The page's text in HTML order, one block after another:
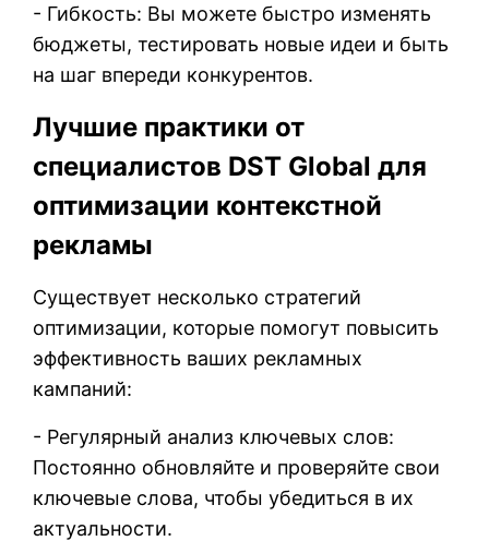
- Гибкость: Вы можете быстро изменять
бюджеты, тестировать новые идеи и быть
на шаг впереди конкурентов.
Лучшие практики от
специалистов DST Global для
оптимизации контекстной
рекламы
Существует несколько стратегий
оптимизации, которые помогут повысить
эффективность ваших рекламных
кампаний:
- Регулярный анализ ключевых слов:
Постоянно обновляйте и проверяйте свои
ключевые слова, чтобы убедиться в их
актуальности.